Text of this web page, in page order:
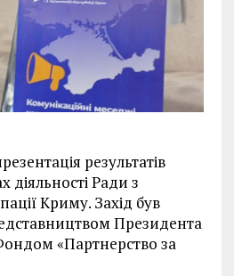
результатів
діяльності Ради з
Криму. Захід був
Президента
«Партнерство за